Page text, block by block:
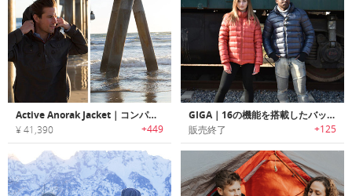
Active Anorak Jacket｜コンパクトに折りたたみ可能なハイパフォーマンスジャケット「アクティブアノラック」
¥ 41,390 +449
GIGA｜16の機能を搭載したバッグやクッションに変身する多機能トラベルジャケット「ギガ」
販売終了 +125